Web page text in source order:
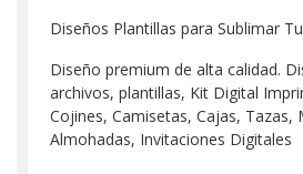
Diseños Plantillas para Sublimar
Diseño premium de alta calidad.
archivos, plantillas, Kit Digital
Cojines, Camisetas, Cajas, Tazas,
Almohadas, Invitaciones Digitales